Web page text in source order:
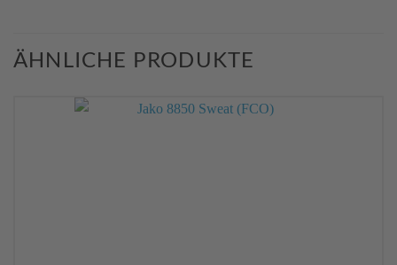
ÄHNLICHE PRODUKTE